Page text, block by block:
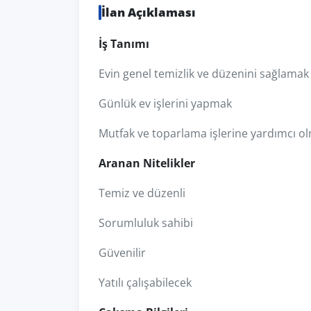
İlan Açıklaması
İş Tanımı
Evin genel temizlik ve düzenini sağlamak
Günlük ev işlerini yapmak
Mutfak ve toparlama işlerine yardımcı
Aranan Nitelikler
Temiz ve düzenli
Sorumluluk sahibi
Güvenilir
Yatılı çalışabilecek